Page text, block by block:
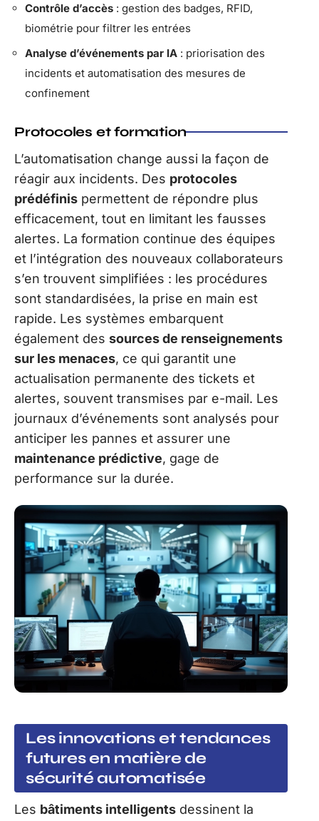
Contrôle d’accès : gestion des badges, RFID,
biométrie pour filtrer les entrées
Analyse d’événements par IA : priorisation des
incidents et automatisation des mesures de
confinement
Protocoles et formation
L’automatisation change aussi la façon de
réagir aux incidents. Des protocoles
prédéfinis permettent de répondre plus
efficacement, tout en limitant les fausses
alertes. La formation continue des équipes
et l’intégration des nouveaux collaborateurs
s’en trouvent simplifiées : les procédures
sont standardisées, la prise en main est
rapide. Les systèmes embarquent
également des sources de renseignements
sur les menaces, ce qui garantit une
actualisation permanente des tickets et
alertes, souvent transmises par e-mail. Les
journaux d’événements sont analysés pour
anticiper les pannes et assurer une
maintenance prédictive, gage de
performance sur la durée.
Les innovations et tendances
futures en matière de
sécurité automatisée
Les bâtiments intelligents dessinent la